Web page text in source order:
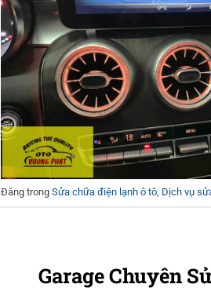
Đăng trong Sửa chữa điện lạnh ô tô, Dịch vụ
Garage Chuyên